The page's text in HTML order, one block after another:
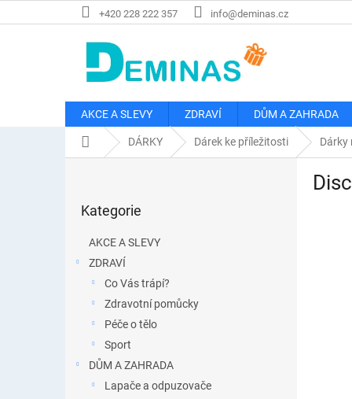
na
+420 228 222 357 info@deminas.cz
AKCE A SLEVY ZDRAVÍ DŮM A ZAHRADA
Domů DÁRKY Dárek ke příležitosti Dárky
kategorie
Kategorie
AKCE A SLEVY
ZDRAVÍ
Co Vás trápí?
Zdravotní pomůcky
Péče o tělo
Sport
DŮM A ZAHRADA
Lapače a odpuzovače